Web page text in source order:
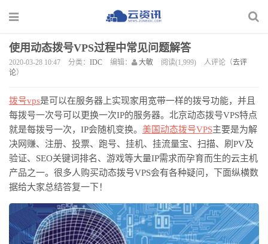
使用动态拨号VPS过程中常见问题解答
2020-03-28 10:47 分类： IDC 编辑： 大敏 阅读(1,999) 人评论（去评
论）
拨号vps是可以在服务器上实现家用宽带一样的拨号功能，并且
每拨号一次号可以更换一次IP的服务器。北京动态拨号VPS特点
就是每拨号一次，IP会随机变换。 美国动态拨号VPS主要是为解
决网赚、注册、投票、跑号、挂机、挂流量宝、扫描、刷 PV及
验证、SEO关键词排名、游戏等大量IP需求而孕育而生的云主机
产品之一。很多人购买动态拨号VPS会有各种疑问，下面纵横数
据给大家总结答复一下！